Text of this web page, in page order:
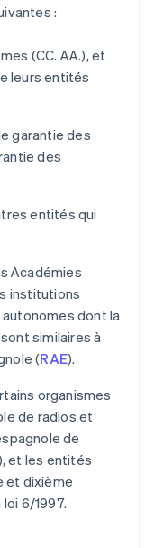
:
(CC. AA.), et
leurs entités
garantie des
des
entités qui
Académies
institutions
dont la
similaires à
(RAE).
organismes
de radios et
de
et les entités
et dixième
6/1997.